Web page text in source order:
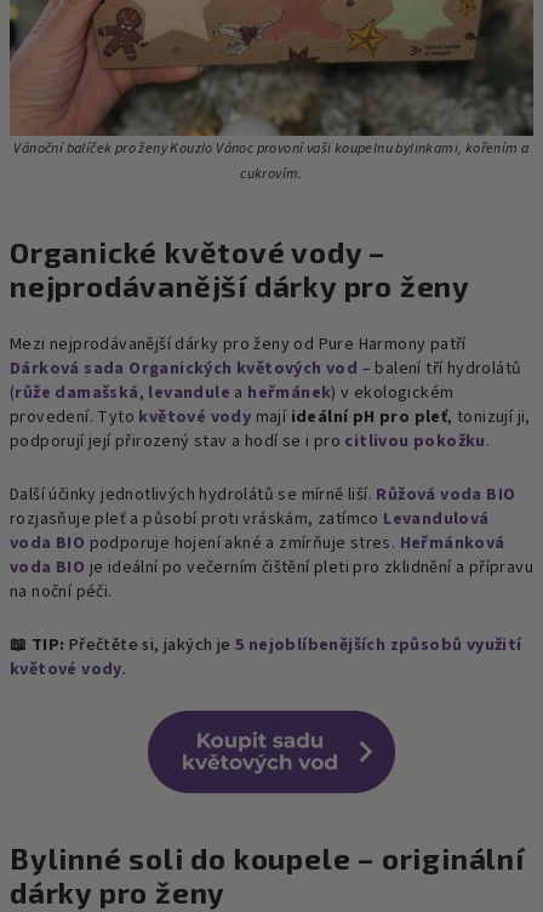
Vánoční balíček pro ženy Kouzlo Vánocprovoní vaši koupelnu bylinkami, kořením a
cukrovím.
Organické květové vody –
nejprodávanější dárky pro ženy
Mezi nejprodávanější dárky pro ženy od Pure Harmony patří
Dárková sada Organických květových vod – balení tří hydrolátů
(růže damašská, levandule a heřmánek) v ekologickém
provedení. Tyto květové vody mají ideální pH pro pleť, tonizují ji,
podporují její přirozený stav a hodí se i pro citlivou pokožku.
Další účinky jednotlivých hydrolátů se mírně liší. Růžová voda BIO
rozjasňuje pleť a působí proti vráskám, zatímco Levandulová
voda BIO podporuje hojení akné a zmírňuje stres. Heřmánková
voda BIO je ideální po večerním čištění pleti pro zklidnění a přípravu
na noční péči.​
📖 TIP: Přečtěte si, jakých je5 nejoblíbenějších způsobů využití
květové vody.
Bylinné soli do koupele – originální
dárky pro ženy